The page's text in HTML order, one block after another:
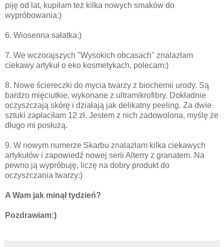
piję od lat, kupiłam też kilka nowych smaków do
wypróbowania:)
6. Wiosenna sałatka:)
7. We wczorajszych "Wysokich obcasach" znalazłam
ciekawy artykuł o eko kosmetykach, polecam:)
8. Nowe ściereczki do mycia twarzy z biochemii urody. Są
bardzo mięciutkie, wykonane z ultramikrofibry. Dokładnie
oczyszczają skórę i działają jak delikatny peeling. Za dwie
sztuki zapłaciłam 12 zł. Jestem z nich zadowolona, myślę że
długo mi posłużą.
9. W nowym numerze Skarbu znalazłam kilka ciekawych
artykułów i zapowiedź nowej serii Alterry z granatem. Na
pewno ją wypróbuję, liczę na dobry produkt do
oczyszczania twarzy:)
A Wam jak minął tydzień?
Pozdrawiam:)